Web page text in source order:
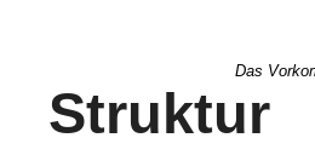
Das
Struktur